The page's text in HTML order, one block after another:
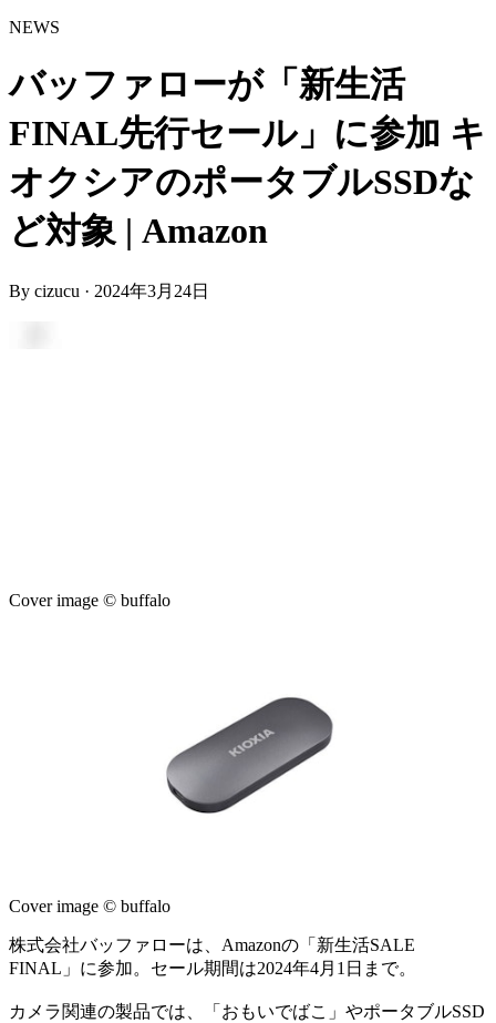
NEWS
バッファローが「新生活
FINAL先行セール」に参加 キ
オクシアのポータブルSSDな
ど対象 | Amazon
By cizucu · 2024年3月24日
Cover image © buffalo
Cover image © buffalo
株式会社バッファローは、Amazonの「新生活SALE
FINAL」に参加。セール期間は2024年4月1日まで。
カメラ関連の製品では、「おもいでばこ」やポータブルSSD